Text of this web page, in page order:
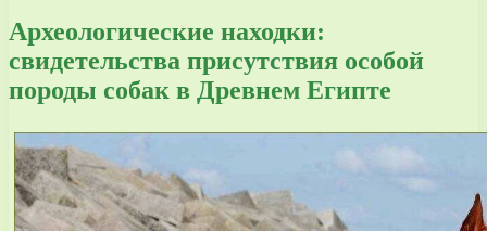
Археологические находки:
свидетельства присутствия особой
породы собак в Древнем Египте